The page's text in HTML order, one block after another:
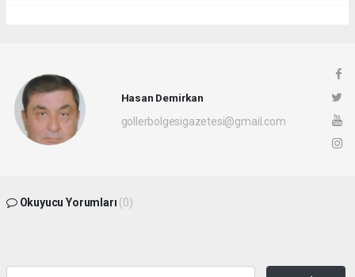
Hasan Demirkan
gollerbolgesigazetesi@gmail.com
Okuyucu Yorumları (0)